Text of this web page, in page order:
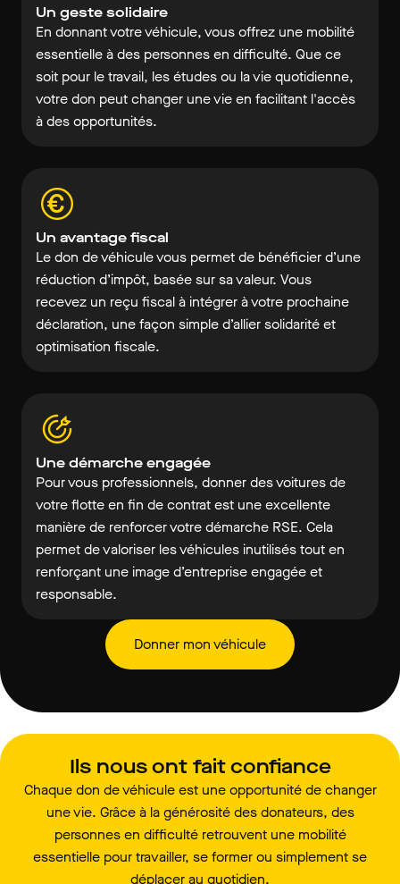
Un geste solidaire
En donnant votre véhicule, vous offrez une mobilité
essentielle à des personnes en difficulté. Que ce
soit pour le travail, les études ou la vie quotidienne,
votre don peut changer une vie en facilitant l'accès
à des opportunités.
Un avantage fiscal
Le don de véhicule vous permet de bénéficier d’une
réduction d’impôt, basée sur sa valeur. Vous
recevez un reçu fiscal à intégrer à votre prochaine
déclaration, une façon simple d’allier solidarité et
optimisation fiscale.
Une démarche engagée
Pour vous professionnels, donner des voitures de
votre flotte en fin de contrat est une excellente
manière de renforcer votre démarche RSE. Cela
permet de valoriser les véhicules inutilisés tout en
renforçant une image d’entreprise engagée et
responsable.
Donner mon véhicule
Ils nous ont fait confiance
Chaque don de véhicule est une opportunité de changer
une vie. Grâce à la générosité des donateurs, des
personnes en difficulté retrouvent une mobilité
essentielle pour travailler, se former ou simplement se
déplacer au quotidien.